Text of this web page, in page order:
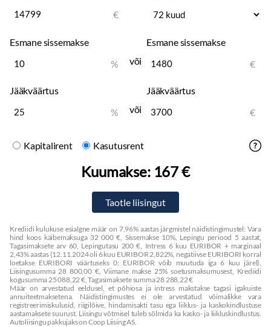
€
Esmane sissemakse
%
või
Esmane sissemakse
€
Jääkväärtus
%
või
Jääkväärtus
€
Kapitalirent Kasutusrent
Kuumakse: 167 €
Krediidi kulukuse esialgne määr on 7,96% aastas järgmistel näidistingimustel: Vara
hind koos käibemaksuga 32 000 €, Sissemakse 10%, Lepingu periood 5 aastat,
Tagasimaksete arv 60, Lepingutasu 200 €, Intress 6 kuu EURIBOR + marginaal
2,43% aastas (12.11.2024 oli 6 kuu EURIBOR 2,822%, negatiivse EURIBORI korral
loetakse EURIBORI väärtuseks 0; EURIBOR võib muutuda iga 6 kuu järel),
Liisingusumma 28 800,00 €, Viimane makse 25% soetusmaksumusest, Krediidi
kogusumma 25 088,22 €, Tagasimaksete summa 28 288,22 €
Määr on arvestatud eeldusel, et põhiosa ja intress makstakse tagasi igakuiste
annuiteetmaksetena. Näidistingimustes ei ole arvestatud võimalikke vara
registreerimiskulusid, riigilõive, hindamisakti tasu ega liiklus- ja kaskokindlustuse
aastamaksete suurust. Liisingu võtmisel tuleb sõlmida ka kasko- ja liikluskindlustus.
Autoliisingu pakkujaks on Coop Liising AS.